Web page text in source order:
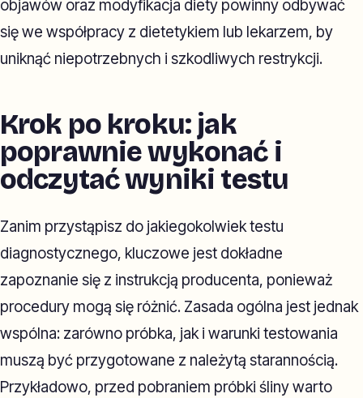
objawów oraz modyfikacja diety powinny odbywać
się we współpracy z dietetykiem lub lekarzem, by
uniknąć niepotrzebnych i szkodliwych restrykcji.
Krok po kroku: jak
poprawnie wykonać i
odczytać wyniki testu
Zanim przystąpisz do jakiegokolwiek testu
diagnostycznego, kluczowe jest dokładne
zapoznanie się z instrukcją producenta, ponieważ
procedury mogą się różnić. Zasada ogólna jest jednak
wspólna: zarówno próbka, jak i warunki testowania
muszą być przygotowane z należytą starannością.
Przykładowo, przed pobraniem próbki śliny warto